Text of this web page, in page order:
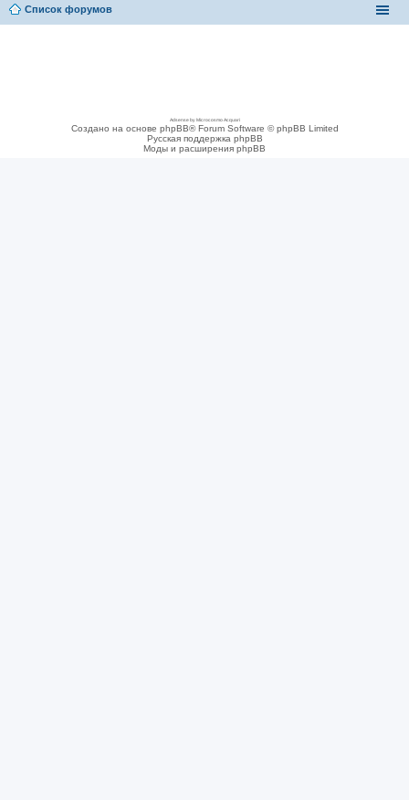
Список форумов
Adsense by Microcosmo Acquari
Создано на основе phpBB® Forum Software © phpBB Limited
Русская поддержка phpBB
Моды и расширения phpBB